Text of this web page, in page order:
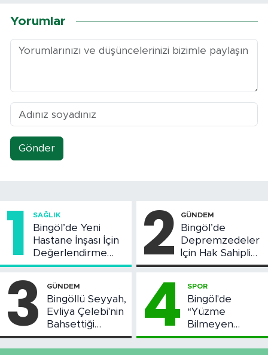
Yorumlar
Gönder
1 SAĞLIK
Bingöl’de Yeni
Hastane İnşası İçin
Değerlendirme
Toplantısı Yapıldı
2 GÜNDEM
Bingöl’de
Depremzedeler
İçin Hak Sahipliği
Askı Süreci
3 GÜNDEM
Bingöllü Seyyah,
Evliya Çelebi'nin
Bahsettiği
Bingöl'deki O
Yeri Görüntüledi
4 SPOR
Bingöl'de
“Yüzme
Bilmeyen
Kalmasın”
Projesi Devam